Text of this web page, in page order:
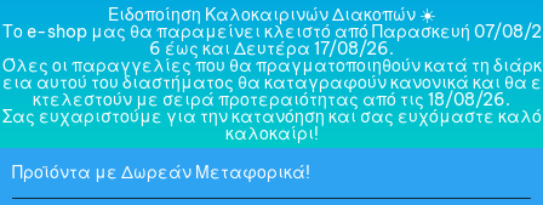
Ειδοποίηση Καλοκαιρινών Διακοπών ☀️
Το e-shop μας θα παραμείνει κλειστό από Παρασκευή 07/08/2
6 έως και Δευτέρα 17/08/26.
Όλες οι παραγγελίες που θα πραγματοποιηθούν κατά τη διάρκ
εια αυτού του διαστήματος θα καταγραφούν κανονικά και θα ε
κτελεστούν με σειρά προτεραιότητας από τις 18/08/26.
Σας ευχαριστούμε για την κατανόηση και σας ευχόμαστε καλό
καλοκαίρι!
Προϊόντα με Δωρεάν Μεταφορικά!